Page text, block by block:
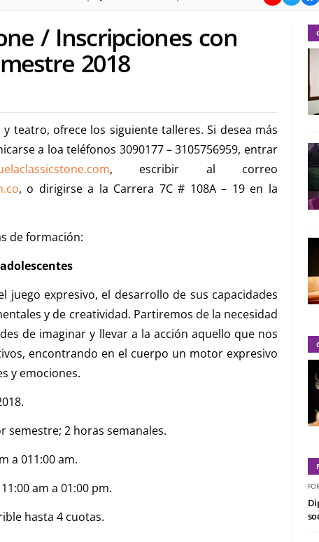
/ Inscripciones con
2018
y teatro, ofrece los siguiente talleres. Si desea más
a loa teléfonos 3090177 – 3105756959, entrar
, escribir al correo
, o dirigirse a la Carrera 7C # 108A – 19 en la
de formación:
juego expresivo, el desarrollo de sus capaci­dades
y de creatividad. Partiremos de la necesidad
de imaginar y llevar a la ac­ción aquello que nos
encontrando en el cuerpo un motor expresivo
y emociones.
semestre; 2 horas semanales.
a 011:00 am.
am a 01:00 pm.
hasta 4 cuotas.